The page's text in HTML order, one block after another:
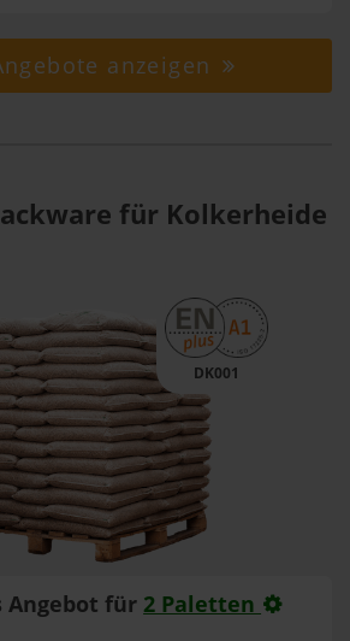
anzeigen
für Kolkerheide
DK001
Angebot für 2 Paletten